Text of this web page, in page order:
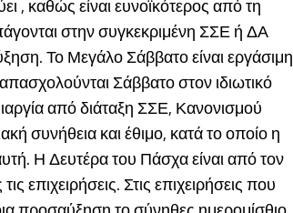
στην συγκεκριμένη ΣΣΕ ή ΔΑ
Το Μεγάλο Σάββατο είναι εργάσιμη
Σάββατο στον ιδιωτικό
από διάταξη ΣΣΕ, Κανονισμού
συνήθεια και έθιμο, κατά το οποίο η
Η Δευτέρα του Πάσχα είναι από τον
επιχειρήσεις. Στις επιχειρήσεις που